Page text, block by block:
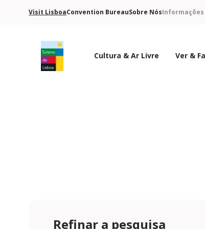
Visit LisboaConvention BureauSobre Nós
Cultura & Ar Livre Ver &
Refinar a pesquisa